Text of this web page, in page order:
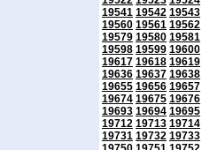
19541 19542 19543
19560 19561 19562
19579 19580 19581
19598 19599 19600
19617 19618 19619
19636 19637 19638
19655 19656 19657
19674 19675 19676
19693 19694 19695
19712 19713 19714
19731 19732 19733